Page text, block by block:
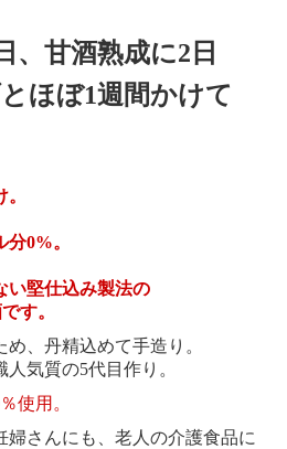
炒めの素
、甘酒熟成に2日
ほぼ1週間かけて
0%。
い堅仕込み製法の
す。
、丹精込めて手造り。
気質の5代目作り。
使用。
婦さんにも、老人の介護食品に